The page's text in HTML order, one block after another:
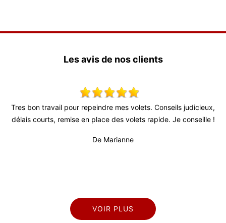
Les avis de nos clients
volets. Conseils judicieux,
volets rapide. Je conseille !
Super travail ! Équipe très agréable
VOIR PLUS